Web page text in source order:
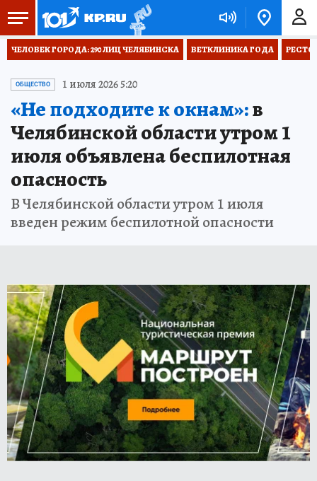
ЧЕЛОВЕК ГОРОДА: 290 ЛИЦ ЧЕЛЯБИНСКА ВЕТКЛИНИКА ГОДА
ОБЩЕСТВО 1 июля 2026 5:20
«Не подходите к окнам»:в
Челябинской области утром 1
июля объявлена беспилотная
опасность
В Челябинской области утром 1 июля
введен режим беспилотной опасности